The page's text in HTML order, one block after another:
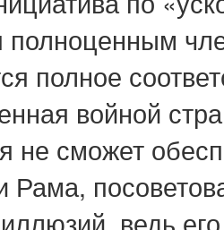
полноценным
полное
войной
не сможет
Рама,